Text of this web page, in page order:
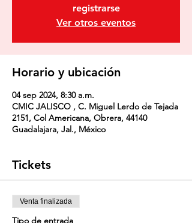
registrarse
Ver otros eventos
Horario y ubicación
04 sep 2024, 8:30 a.m.
CMIC JALISCO , C. Miguel Lerdo de Tejada
2151, Col Americana, Obrera, 44140
Guadalajara, Jal., México
Tickets
Venta finalizada
Tipo de entrada